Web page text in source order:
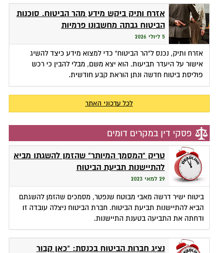
אזרח ותיק ביקש מידע מהר הביטוח. סוכנות
הביטוח גבתה מחשבונו פרמיות
5 ליולי 2026
אזרח ותיק, נכנס ל"הר הביטוח" כדי למצוא מידע כיצד להשיג
אישור על היעדר תביעות. הוא יצא משם, מבלי להבין כי רכש
פוליסת ביטוח חדשה ונתן הוראת קבע חודשית.
לכל עדכוני האתר
פסקי דין במקרים דומים
טריק "המסמך המיותר" שהזמן להשגתו מביא
להתיישנות תביעת הביטוח
29 למאי 2023
ביטוח ישיר דרשה מאבי מבוטח שנפטר, מסמכים שהזמן להשגתם
הביא להתיישנות תביעת הביטוח. חברת הביטוח ניצלה עובדה זו
ודחתה את התביעה בטענת התיישנות.
נציג חברות הביטוח בכנסת: "כאן קבור